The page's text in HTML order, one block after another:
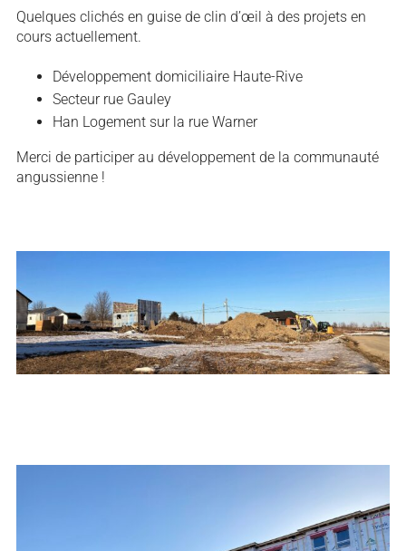
Quelques clichés en guise de clin d’œil à des projets en
cours actuellement.
Développement domiciliaire Haute-Rive
Secteur rue Gauley
Han Logement sur la rue Warner
Merci de participer au développement de la communauté
angussienne !